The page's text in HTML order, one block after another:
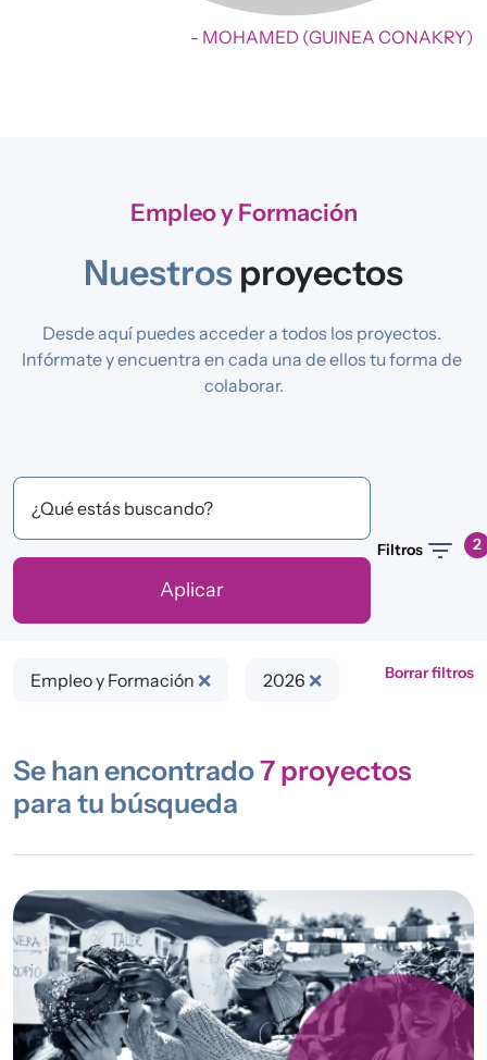
- MOHAMED (GUINEA CONAKRY)
Empleo y Formación
Nuestros proyectos
Desde aquí puedes acceder a todos los proyectos.
Infórmate y encuentra en cada una de ellos tu forma de
colaborar.
¿Qué estás buscando?
Filtros 2
Borrar filtros
Empleo y Formación ❌ 2026 ❌
Se han encontrado7 proyectos
para tu búsqueda